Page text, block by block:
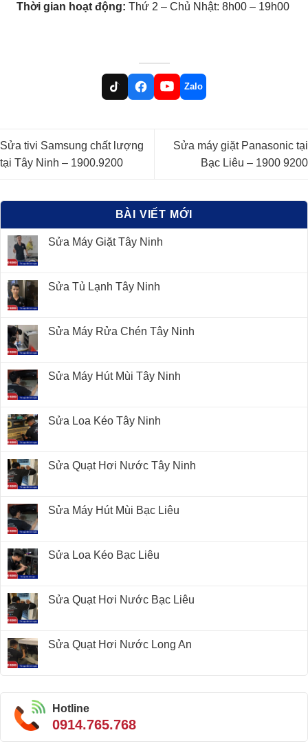
Thời gian hoạt động: Thứ 2 – Chủ Nhật: 8h00 – 19h00
Zalo
Sửa tivi Samsung chất lượng
tại Tây Ninh – 1900.9200
Sửa máy giặt Panasonic tại
Bạc Liêu – 1900 9200
BÀI VIẾT MỚI
Sửa Máy Giặt Tây Ninh
Sửa Tủ Lạnh Tây Ninh
Sửa Máy Rửa Chén Tây Ninh
Sửa Máy Hút Mùi Tây Ninh
Sửa Loa Kéo Tây Ninh
Sửa Quạt Hơi Nước Tây Ninh
Sửa Máy Hút Mùi Bạc Liêu
Sửa Loa Kéo Bạc Liêu
Sửa Quạt Hơi Nước Bạc Liêu
Sửa Quạt Hơi Nước Long An
Hotline
0914.765.768